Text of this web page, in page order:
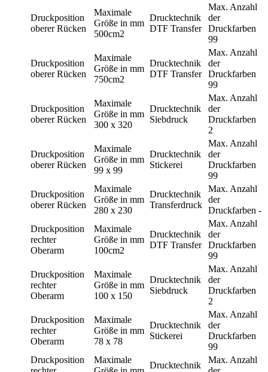
Druckposition
oberer Rücken
Maximale
Größe in mm
500cm2
Drucktechnik
DTF Transfer
Max. Anzahl
der
Druckfarben
99
Druckposition
oberer Rücken
Maximale
Größe in mm
750cm2
Drucktechnik
DTF Transfer
Max. Anzahl
der
Druckfarben
99
Druckposition
oberer Rücken
Maximale
Größe in mm
300 x 320
Drucktechnik
Siebdruck
Max. Anzahl
der
Druckfarben
2
Druckposition
oberer Rücken
Maximale
Größe in mm
99 x 99
Drucktechnik
Stickerei
Max. Anzahl
der
Druckfarben
99
Druckposition
oberer Rücken
Maximale
Größe in mm
280 x 230
Drucktechnik
Transferdruck
Max. Anzahl
der
Druckfarben -
Druckposition
rechter
Oberarm
Maximale
Größe in mm
100cm2
Drucktechnik
DTF Transfer
Max. Anzahl
der
Druckfarben
99
Druckposition
rechter
Oberarm
Maximale
Größe in mm
100 x 150
Drucktechnik
Siebdruck
Max. Anzahl
der
Druckfarben
2
Druckposition
rechter
Oberarm
Maximale
Größe in mm
78 x 78
Drucktechnik
Stickerei
Max. Anzahl
der
Druckfarben
99
Druckposition
Maximale
Drucktechnik
Max. Anzahl